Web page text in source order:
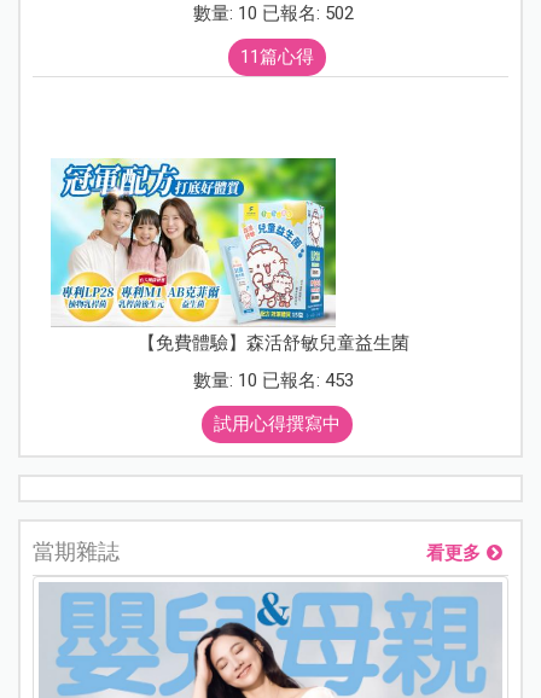
數量: 10 已報名: 502
11篇心得
【免費體驗】森活舒敏兒童益生菌
數量: 10 已報名: 453
試用心得撰寫中
當期雜誌 看更多